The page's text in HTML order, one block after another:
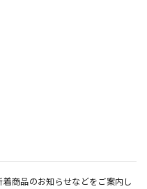
商品のお知らせなどをご案内し